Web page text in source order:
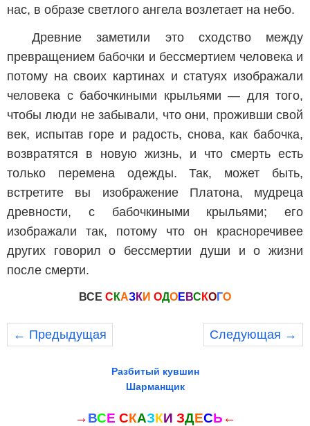
нас, в образе светлого ангела возлетает на небо.
Древние заметили это сходство между
превращением бабочки и бессмертием человека и
потому на своих картинах и статуях изображали
человека с бабочкиными крыльями — для того,
чтобы люди не забывали, что они, проживши свой
век, испытав горе и радость, снова, как бабочка,
возвратятся в новую жизнь, и что смерть есть
только перемена одежды. Так, может быть,
встретите вы изображение Платона, мудреца
древности, с бабочкиными крыльями; его
изображали так, потому что он красноречивее
других говорил о бессмертии души и о жизни
после смерти.
ВСЕ С КАЗКИ ОДОЕ ВС КОГО
← Предыдущая Следующая →
Разбитый кувшин
Шарманщик
→ ВСЕ СКАЗКИ ЗДЕСЬ ←